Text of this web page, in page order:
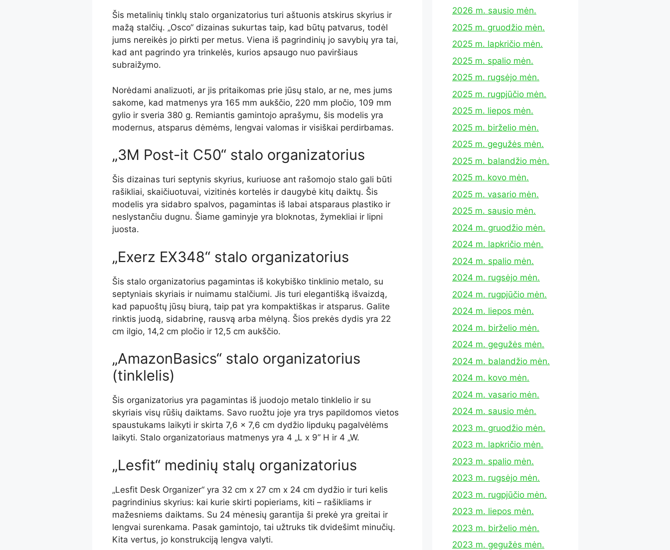
Šis metalinių tinklų stalo organizatorius turi aštuonis atskirus skyrius ir
mažą stalčių. „Osco“ dizainas sukurtas taip, kad būtų patvarus, todėl
jums nereikės jo pirkti per metus. Viena iš pagrindinių jo savybių yra tai,
kad ant pagrindo yra trinkelės, kurios apsaugo nuo paviršiaus
subraižymo.
Norėdami analizuoti, ar jis pritaikomas prie jūsų stalo, ar ne, mes jums
sakome, kad matmenys yra 165 mm aukščio, 220 mm pločio, 109 mm
gylio ir sveria 380 g. Remiantis gamintojo aprašymu, šis modelis yra
modernus, atsparus dėmėms, lengvai valomas ir visiškai perdirbamas.
„3M Post-it C50“ stalo organizatorius
Šis dizainas turi septynis skyrius, kuriuose ant rašomojo stalo gali būti
rašikliai, skaičiuotuvai, vizitinės kortelės ir daugybė kitų daiktų. Šis
modelis yra sidabro spalvos, pagamintas iš labai atsparaus plastiko ir
neslystančiu dugnu. Šiame gaminyje yra bloknotas, žymekliai ir lipni
juosta.
„Exerz EX348“ stalo organizatorius
Šis stalo organizatorius pagamintas iš kokybiško tinklinio metalo, su
septyniais skyriais ir nuimamu stalčiumi. Jis turi elegantišką išvaizdą,
kad papuoštų jūsų biurą, taip pat yra kompaktiškas ir atsparus. Galite
rinktis juodą, sidabrinę, rausvą arba mėlyną. Šios prekės dydis yra 22
cm ilgio, 14,2 cm pločio ir 12,5 cm aukščio.
„AmazonBasics“ stalo organizatorius
(tinklelis)
Šis organizatorius yra pagamintas iš juodojo metalo tinklelio ir su
skyriais visų rūšių daiktams. Savo ruožtu joje yra trys papildomos vietos
spaustukams laikyti ir skirta 7,6 x 7,6 cm dydžio lipdukų pagalvėlėms
laikyti. Stalo organizatoriaus matmenys yra 4 „L x 9” H ir 4 „W.
„Lesfit“ medinių stalų organizatorius
„Lesfit Desk Organizer“ yra 32 cm x 27 cm x 24 cm dydžio ir turi kelis
pagrindinius skyrius: kai kurie skirti popieriams, kiti – rašikliams ir
mažesniems daiktams. Su 24 mėnesių garantija ši prekė yra greitai ir
lengvai surenkama. Pasak gamintojo, tai užtruks tik dvidešimt minučių.
Kita vertus, jo konstrukciją lengva valyti.
2026 m. sausio mėn.
2025 m. gruodžio mėn.
2025 m. lapkričio mėn.
2025 m. spalio mėn.
2025 m. rugsėjo mėn.
2025 m. rugpjūčio mėn.
2025 m. liepos mėn.
2025 m. birželio mėn.
2025 m. gegužės mėn.
2025 m. balandžio mėn.
2025 m. kovo mėn.
2025 m. vasario mėn.
2025 m. sausio mėn.
2024 m. gruodžio mėn.
2024 m. lapkričio mėn.
2024 m. spalio mėn.
2024 m. rugsėjo mėn.
2024 m. rugpjūčio mėn.
2024 m. liepos mėn.
2024 m. birželio mėn.
2024 m. gegužės mėn.
2024 m. balandžio mėn.
2024 m. kovo mėn.
2024 m. vasario mėn.
2024 m. sausio mėn.
2023 m. gruodžio mėn.
2023 m. lapkričio mėn.
2023 m. spalio mėn.
2023 m. rugsėjo mėn.
2023 m. rugpjūčio mėn.
2023 m. liepos mėn.
2023 m. birželio mėn.
2023 m. gegužės mėn.